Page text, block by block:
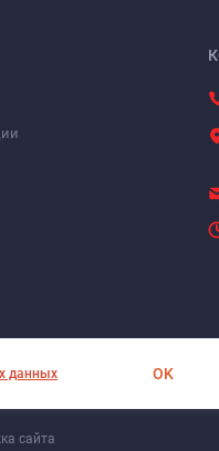
сайта
данных OK